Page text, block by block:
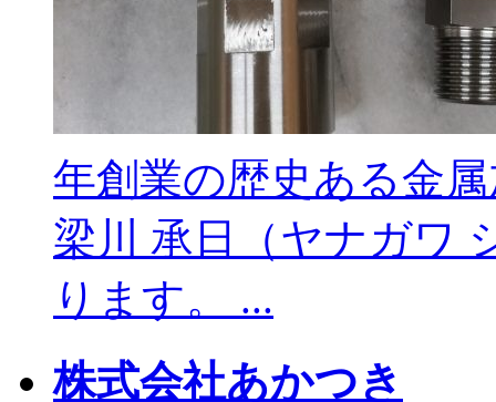
年創業の歴史ある金
梁川 承日（ヤナガワ
ります。 ...
株式会社あかつき